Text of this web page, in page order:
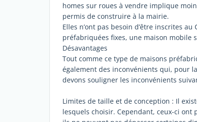
homes sur roues à vendre implique
permis de construire à la mairie.
Elles n’ont pas besoin d’être inscrites
préfabriquées fixes, une maison mobile
Désavantages
Tout comme ce type de maisons
également des inconvénients qui, pour
devons souligner les inconvénients
Limites de taille et de conception : Il
lesquels choisir. Cependant, ceux-ci